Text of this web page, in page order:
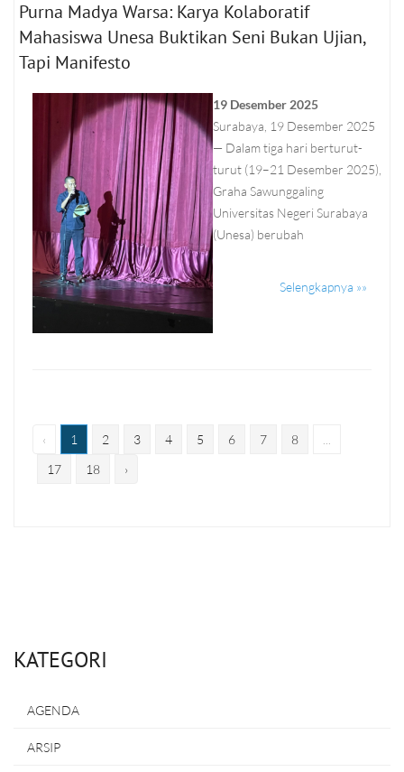
Purna Madya Warsa: Karya Kolaboratif
Mahasiswa Unesa Buktikan Seni Bukan Ujian,
Tapi Manifesto
19 Desember 2025
Surabaya, 19 Desember 2025
— Dalam tiga hari berturut-
turut (19–21 Desember 2025),
Graha Sawunggaling
Universitas Negeri Surabaya
(Unesa) berubah
Selengkapnya »»
‹ 1 2 3 4 5 6 7 8
17
18 ›
KATEGORI
AGENDA
ARSIP